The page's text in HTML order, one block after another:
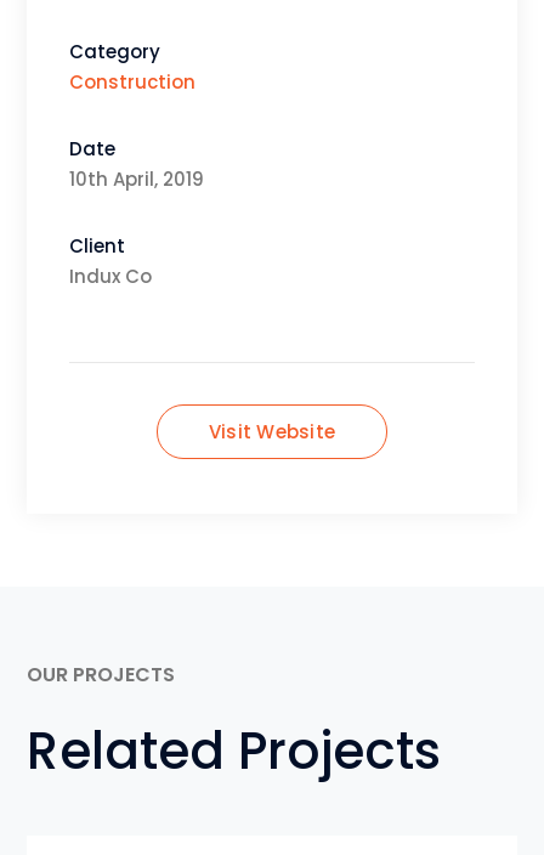
Category
Construction
Date
10th April, 2019
Client
Indux Co
Visit Website
OUR PROJECTS
Related Projects